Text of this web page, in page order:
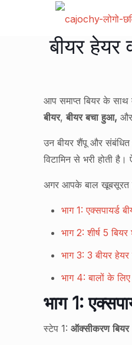
बीयर हेयर
आप समाप्त बियर के साथ
बीयर,बीयर बचा हुआ, और
उन बीयर शैंपू और संबंधित
विटामिन से भरी होती
अगर आपके बाल खूबसूरत
भाग 1: एक्सपायर्ड
भाग 2: शीर्ष 5
भाग 3: 3 बीयर हेयर
भाग 4: बालों के
भाग 1:
स्टेप 1: ऑक्सीकरण बियर